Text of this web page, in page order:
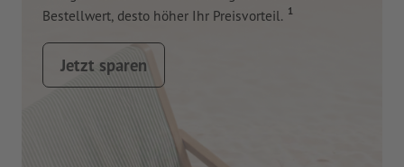
Bestellwert, desto höher Ihr Preisvorteil. 1
Jetzt sparen